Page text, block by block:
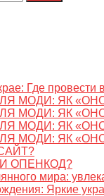
Где провести
МОДИ: ЯК
МОДИ: ЯК
МОДИ: ЯК
МОДИ: ЯК
ОПЕНКОД?
мира:
Яркие